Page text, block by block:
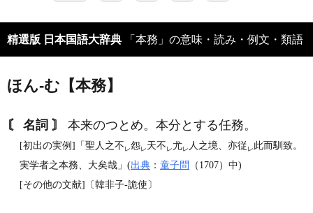
精選版 日本国語大辞典 「本務」の意味・読み・例文・類語
ほん‐む【本務】
〘 名詞 〙 本来のつとめ。本分とする任務。
[初出の実例]「聖人之不 レ怨レ 天不 レ尤レ 人之境、亦従 レ 此而馴致。
実学者之本務、大矣哉」(出典 ： 童子問
（1707）中)
[その他の文献]〔韓非子‐詭使〕